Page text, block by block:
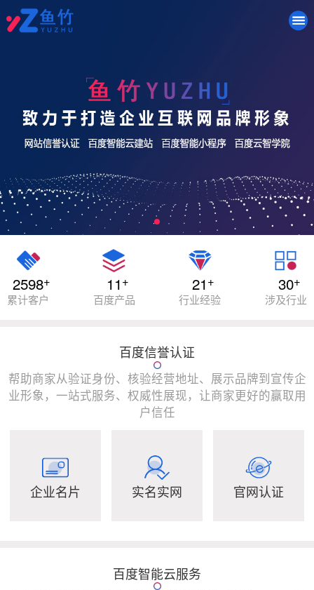
2598+
累计客户
11+
百度产品
21+
行业经验
30+
涉及行业
百度信誉认证
帮助商家从验证身份、核验经营地址、展示品牌到宣传企
业形象，一站式服务、权威性展现，让商家更好的赢取用
户信任
企业名片 实名实网 官网认证
百度智能云服务